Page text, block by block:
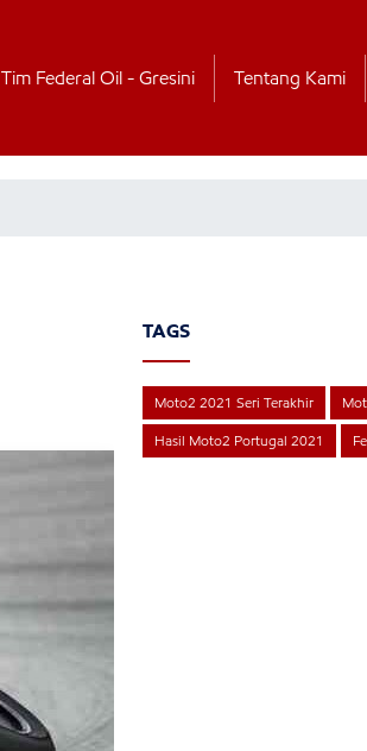
Tim Federal Oil - Gresini Tentang Kami
TAGS
Moto2 2021 Seri Terakhir
Hasil Moto2 Portugal 2021